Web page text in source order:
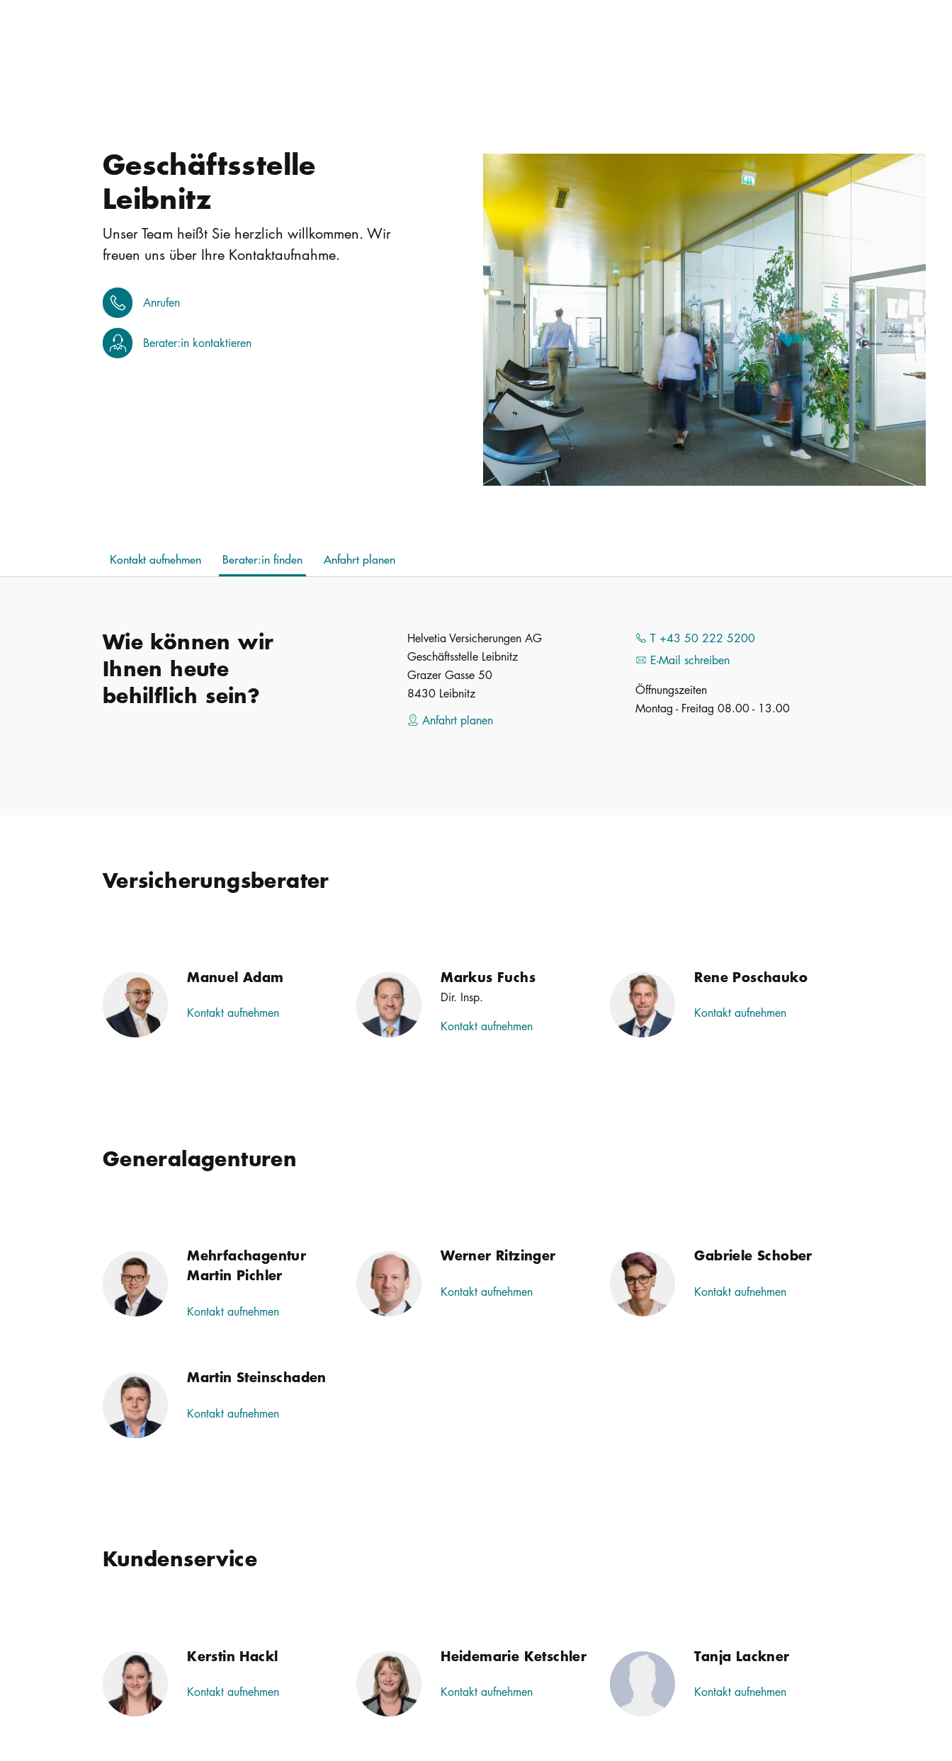
Geschäftsstelle
Leibnitz
Unser Team heißt Sie herzlich willkommen. Wir
freuen uns über Ihre Kontaktaufnahme.
Anrufen
Berater:in kontaktieren
Kontakt aufnehmen Berater:in finden Anfahrt planen
Wie können wir
Ihnen heute
behilflich sein?
Helvetia Versicherungen AG
Geschäftsstelle Leibnitz
Grazer Gasse 50
8430 Leibnitz
Anfahrt planen
T +43 50 222 5200
E-Mail schreiben
Öffnungszeiten
Montag - Freitag 08.00 - 13.00
Versicherungsberater
Manuel Adam
Kontakt aufnehmen
Markus Fuchs
Dir. Insp.
Kontakt aufnehmen
Rene Poschauko
Kontakt aufnehmen
Generalagenturen
Mehrfachagentur
Martin Pichler
Kontakt aufnehmen
Werner Ritzinger
Kontakt aufnehmen
Gabriele Schober
Kontakt aufnehmen
Martin Steinschaden
Kontakt aufnehmen
Kundenservice
Kerstin Hackl
Kontakt aufnehmen
Heidemarie Ketschler
Kontakt aufnehmen
Tanja Lackner
Kontakt aufnehmen